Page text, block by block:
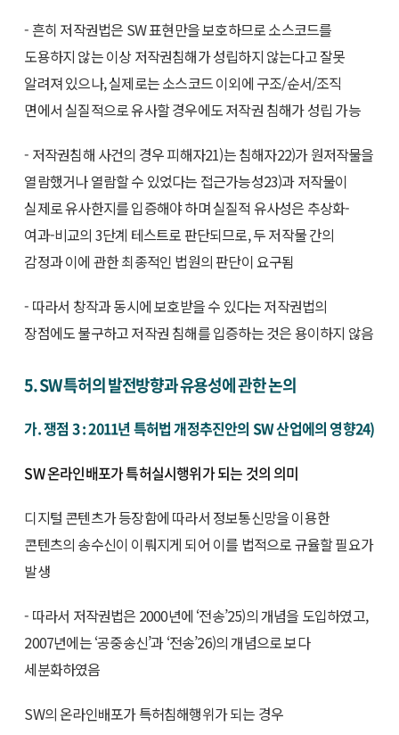
- 흔히 저작권법은 SW 표현만을 보호하므로 소스코드를
도용하지 않는 이상 저작권침해가 성립하지 않는다고 잘못
알려져 있으나, 실제로는 소스코드 이외에 구조/순서/조직
면에서 실질적으로 유사할 경우에도 저작권 침해가 성립 가능
- 저작권침해 사건의 경우 피해자21)는 침해자22)가 원저작물을
열람했거나 열람할 수 있었다는 접근가능성23)과 저작물이
실제로 유사한지를 입증해야 하며 실질적 유사성은 추상화-
여과-비교의 3단계 테스트로 판단되므로, 두 저작물 간의
감정과 이에 관한 최종적인 법원의 판단이 요구됨
- 따라서 창작과 동시에 보호받을 수 있다는 저작권법의
장점에도 불구하고 저작권 침해를 입증하는 것은 용이하지 않음
5. SW 특허의 발전방향과 유용성에 관한 논의
가. 쟁점 3 : 2011년 특허법 개정추진안의 SW 산업에의 영향24)
SW 온라인배포가 특허실시행위가 되는 것의 의미
디지털 콘텐츠가 등장함에 따라서 정보통신망을 이용한
콘텐츠의 송수신이 이뤄지게 되어 이를 법적으로 규율할 필요가
발생
- 따라서 저작권법은 2000년에 ‘전송’25)의 개념을 도입하였고,
2007년에는 ‘공중송신’과 ‘전송’26)의 개념으로 보다
세분화하였음
SW의 온라인배포가 특허침해행위가 되는 경우